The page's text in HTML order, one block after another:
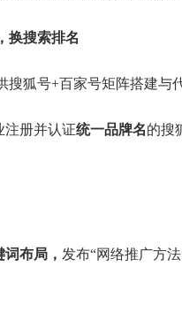
换搜索排名
搜狐号+百家号矩阵搭建与
注册并认证统一品牌名的搜
词布局， 发布“网络推广方